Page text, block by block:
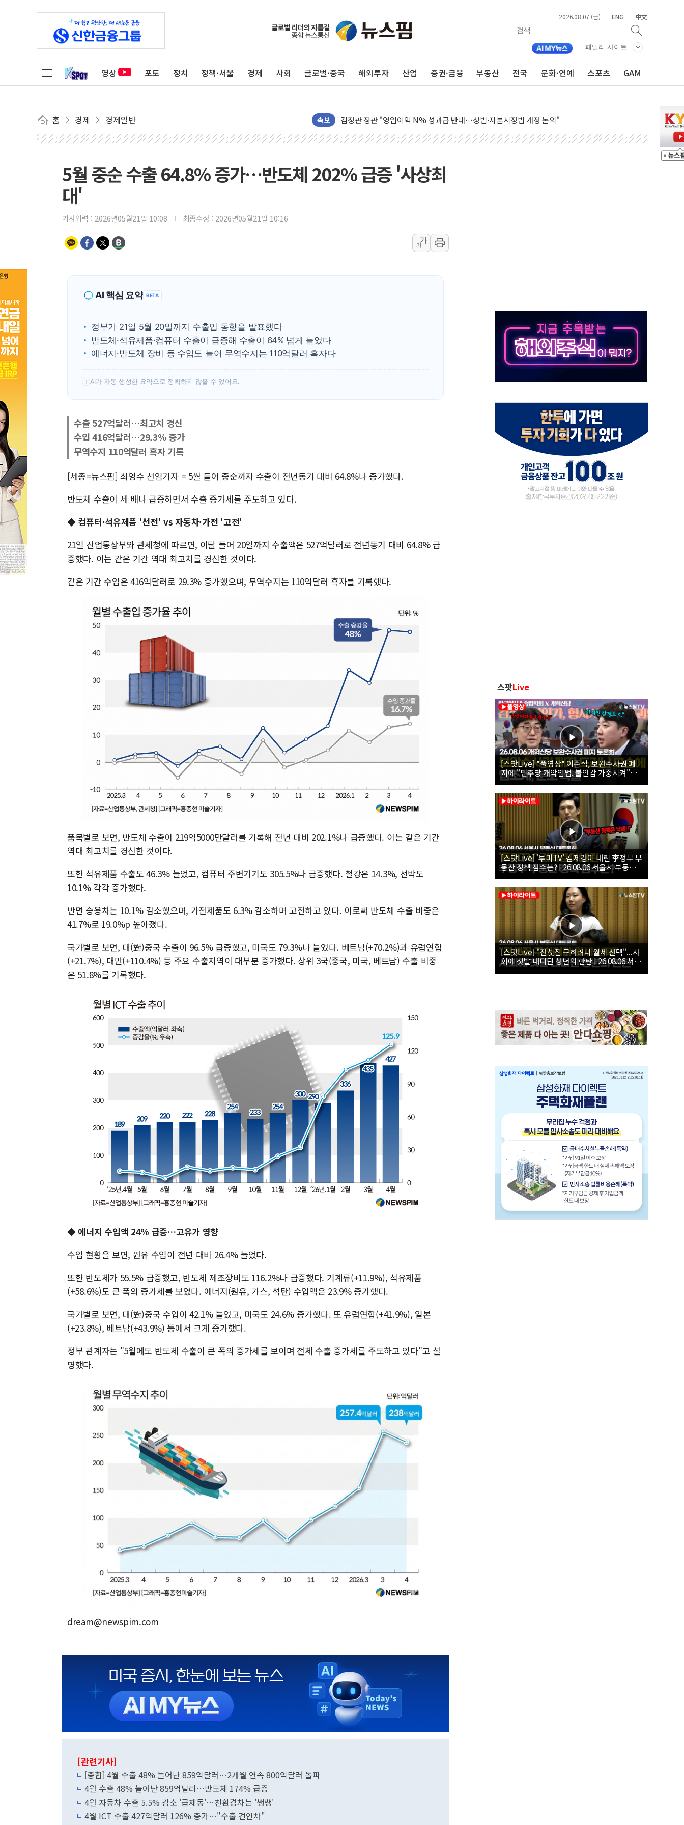
2026.08.07 (금) | ENG | 中文
패밀리 사이트
영상 포토 정치 정책·서울 경제 사회 글로벌·중국 해외투자 산업 증권·금융 부동산 전국 문화·연예 스포츠 GAM
홈 경제 경제일반 속보
구광모, 내주 실리콘밸리서 젠슨 황 재회…로봇·AI 데이터센터·모빌리티 구체화
뉴욕증시 개장 전 특징주...모더나·아이온큐·도어대시↑ VS 샌디스크·피그마·앱러빈↓
뉴욕증시 프리뷰, 미 주가선물 AI주 차익실현 속 혼조세...웨스턴디지털·샌디스크↓
청와대, 북한 단거리 탄도미사일 발사에 긴급 안보 점검회의
[인도증시] 중동 긴장 완화에 실적 호조까지, 상승...호실적 보고 기업 상승세 뚜렷
러, 1인칭시점 드론으로 우크라 민간인 '사파리' 공격… 시민들 공포감 극대화 전략
김정관 산업부 장관 "주 52시간 손봐야, 경쟁상대 中과 비교해야"
해군 1함대 창설 80주년…지역과 함께하는 '선봉'의 대민 봉사
구미 폐염산처리업체서 불 2시간30여분만에 진화...외국인 노동자 숨져
강원도 폭염특보 11일째…온열질환·가축 피해 최소화 '총력 대응'
5월 중순 수출 64.8% 증가…반도체 202% 급증 '사상최
대'
기사입력 : 2026년05월21일 10:08 최종수정 : 2026년05월21일 10:16
가
가
AI 핵심 요약 BETA
정부가 21일 5월 20일까지 수출입 동향을 발표했다
반도체·석유제품·컴퓨터 수출이 급증해 수출이 64% 넘게 늘었다
에너지·반도체 장비 등 수입도 늘어 무역수지는 110억달러 흑자다
! AI가 자동 생성한 요약으로 정확하지 않을 수 있어요.
수출 527억달러…최고치 경신
수입 416억달러…29.3% 증가
무역수지 110억달러 흑자 기록
[세종=뉴스핌] 최영수 선임기자 = 5월 들어 중순까지 수출이 전년동기 대비 64.8%나 증가했다.
반도체 수출이 세 배나 급증하면서 수출 증가세를 주도하고 있다.
◆ 컴퓨터·석유제품 '선전' vs 자동차·가전 '고전'
21일 산업통상부와 관세청에 따르면, 이달 들어 20일까지 수출액은 527억달러로 전년동기 대비 64.8% 급
증했다. 이는 같은 기간 역대 최고치를 경신한 것이다.
같은 기간 수입은 416억달러로 29.3% 증가했으며, 무역수지는 110억달러 흑자를 기록했다.
품목별로 보면, 반도체 수출이 219억5000만달러를 기록해 전년 대비 202.1%나 급증했다. 이는 같은 기간
역대 최고치를 경신한 것이다.
또한 석유제품 수출도 46.3% 늘었고, 컴퓨터 주변기기도 305.5%나 급증했다. 철강은 14.3%, 선박도
10.1% 각각 증가했다.
반면 승용차는 10.1% 감소했으며, 가전제품도 6.3% 감소하며 고전하고 있다. 이로써 반도체 수출 비중은
41.7%로 19.0%p 높아졌다.
국가별로 보면, 대(對)중국 수출이 96.5% 급증했고, 미국도 79.3%나 늘었다. 베트남(+70.2%)과 유럽연합
(+21.7%), 대만(+110.4%) 등 주요 수출지역이 대부분 증가했다. 상위 3국(중국, 미국, 베트남) 수출 비중
은 51.8%를 기록했다.
◆ 에너지 수입액 24% 급증…고유가 영향
수입 현황을 보면, 원유 수입이 전년 대비 26.4% 늘었다.
또한 반도체가 55.5% 급증했고, 반도체 제조장비도 116.2%나 급증했다. 기계류(+11.9%), 석유제품
(+58.6%)도 큰 폭의 증가세를 보였다. 에너지(원유, 가스, 석탄) 수입액은 23.9% 증가했다.
국가별로 보면, 대(對)중국 수입이 42.1% 늘었고, 미국도 24.6% 증가했다. 또 유럽연합(+41.9%), 일본
(+23.8%), 베트남(+43.9%) 등에서 크게 증가했다.
정부 관계자는 "5월에도 반도체 수출이 큰 폭의 증가세를 보이며 전체 수출 증가세를 주도하고 있다"고 설
명했다.
dream@newspim.com
[관련기사]
[종합] 4월 수출 48% 늘어난 859억달러…2개월 연속 800억달러 돌파
4월 수출 48% 늘어난 859억달러…반도체 174% 급증
4월 자동차 수출 5.5% 감소 '급제동'…친환경차는 '쌩쌩'
4월 ICT 수출 427억달러 126% 증가…"수출 견인차"
스팟Live
[스팟Live] *풀영상* 이준석, 보완수사권 폐
지에 "민주당 개악입법, 불안감 가중시켜"｜
26.08.06 개혁신당 보완수사권 폐지 토론회
[스팟Live] '투미TV' 김제경이 내린 李정부 부
동산 정책 점수는? | 26.08.06 서울시 부동산
대토론회
[스팟Live] "전셋집 구하려다 월세 선택"...사
회에 첫발 내디딘 청년의 한탄 | 26.08.06 서울
시 부동산 대토론회